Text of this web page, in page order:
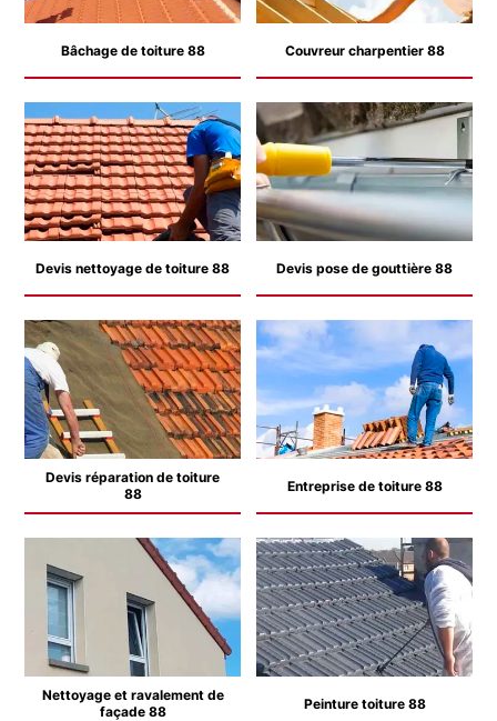
Bâchage de toiture 88 Couvreur charpentier 88
Devis nettoyage de toiture 88 Devis pose de gouttière 88
Devis réparation de toiture
88
Entreprise de toiture 88
Nettoyage et ravalement de
façade 88
Peinture toiture 88